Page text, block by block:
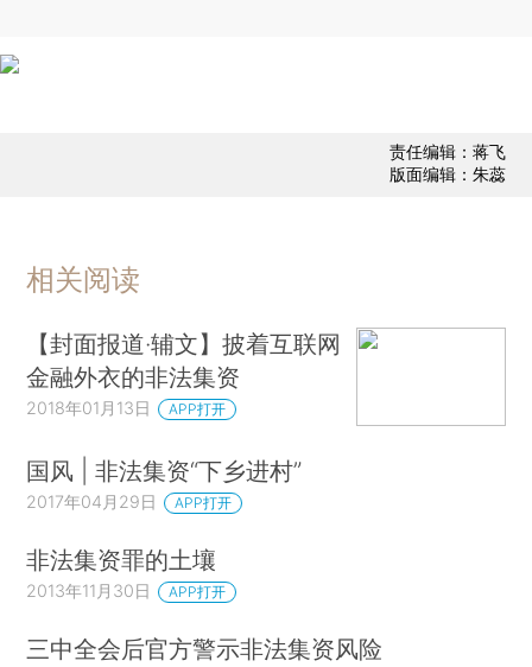
责任编辑：蒋飞
版面编辑：朱蕊
相关阅读
【封面报道·辅文】披着互联网
金融外衣的非法集资
2018年01月13日 APP打开
国风 | 非法集资“下乡进村”
2017年04月29日 APP打开
非法集资罪的土壤
2013年11月30日 APP打开
三中全会后官方警示非法集资风险